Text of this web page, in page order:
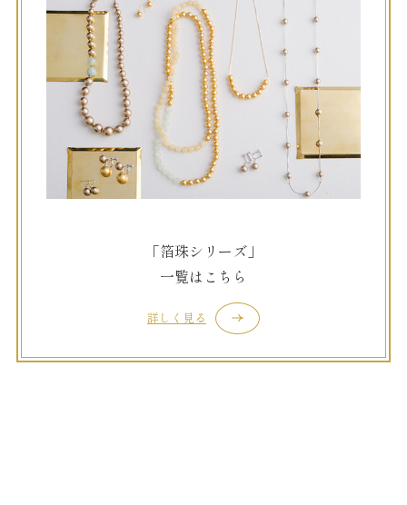
「箔珠シリーズ」
一覧はこちら
詳しく見る